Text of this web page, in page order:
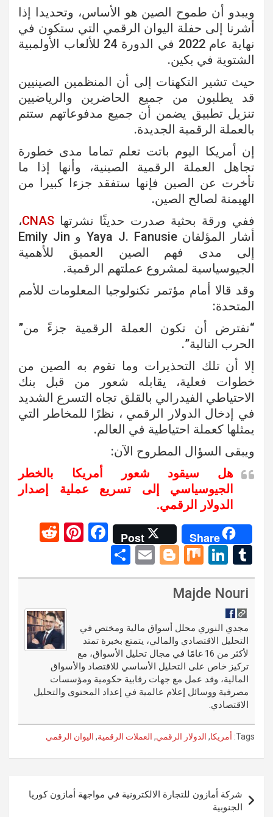
ويبدو أن طموح الصين هو الأساس، وتحديدا إذا
أشرنا إلى حفلة اليوان الرقمي التي ستكون في
نهاية عام 2022 في الدورة 24 للألعاب الأولمبية
الشتوية في بكين.
حيث تشير التكهنات إلى أن المنظمين الصينيين
قد يطلبون من جميع الحاضرين والرياضيين
تنزيل تطبيق يضمن أن جميع مدفوعاتهم ستتم
بالعملة الرقمية الجديدة.
إن أمريكا اليوم باتت تعلم تماما مدى خطورة
تجاهل العملة الرقمية الصينية، وأنها إذا ما
تأخرت عن الصين فإنها ستفقد جزءا كبيرا من
الهيمنة لصالح الصين.
ففي ورقة بحثية صدرت حديثًا نشرتها CNAS،
أشار المؤلفان Yaya J. Fanusie و Emily Jin
إلى مدى فهم الصين العميق للأهمية
الجيوسياسية لمشروع عملتهم الرقمية.
وقد قالا أمام مؤتمر تكنولوجيا المعلومات للأمم
المتحدة:
“نفترض أن تكون العملة الرقمية جزءً من”
الحرب التالية”.
إلا أن تلك التحذيرات وما تقوم به الصين من
خطوات فعلية، يقابله شعور من قبل بنك
الاحتياطي الفيدرالي بالقلق تجاه التسرع الشديد
في إدخال الدولار الرقمي ، نظرًا للمخاطر التي
يمثلها كعملة احتياطية في العالم.
ويبقى السؤال المطروح الآن:
هل سيقود شعور أمريكا بالخطر
الجيوسياسي إلى تسريع عملية إصدار
الدولار الرقمي.
Share
Post
F
ce
o
k
Pi
er
t
d
t
T
u
m
bl
r
Li
n
ke
n
M
ix
Bl
o
er
E
m
h
Majde Nouri
مجدي النوري محلل أسواق مالية ومختص في
التحليل الاقتصادي والمالي، يتمتع بخبرة تمتد
لأكثر من 16 عامًا في مجال تحليل الأسواق، مع
تركيز خاص على التحليل الأساسي للاقتصاد والأسواق
المالية، وقد عمل مع جهات رقابية حكومية ومؤسسات
مصرفية ووسائل إعلام عالمية في إعداد المحتوى والتحليل
الاقتصادي.
Tags: أمريكا, الدولار الرقمي, العملات الرقمية, اليوان الرقمي
المقالات
شركة أمازون للتجارة الالكترونية في مواجهة أمازون كوريا
الجنوبية